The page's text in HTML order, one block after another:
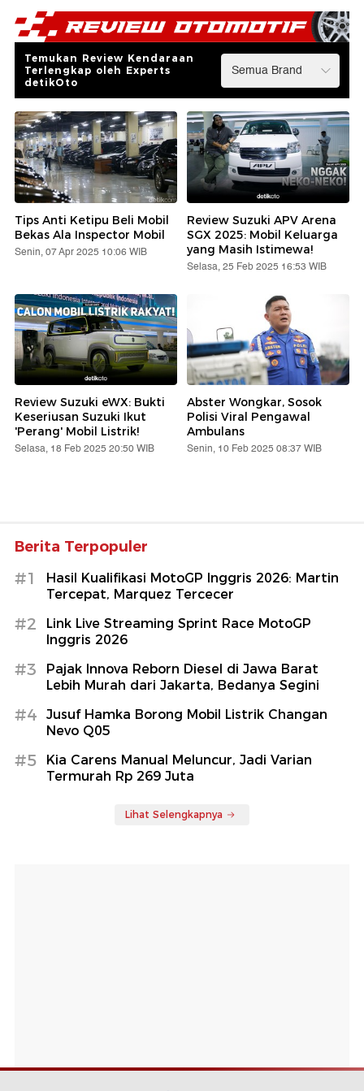
Temukan Review Kendaraan
Terlengkap oleh Experts
detikOto
Tips Anti Ketipu Beli Mobil
Bekas Ala Inspector Mobil
Senin, 07 Apr 2025 10:06 WIB
Review Suzuki APV Arena
SGX 2025: Mobil Keluarga
yang Masih Istimewa!
Selasa, 25 Feb 2025 16:53 WIB
Review Suzuki eWX: Bukti
Keseriusan Suzuki Ikut
'Perang' Mobil Listrik!
Selasa, 18 Feb 2025 20:50 WIB
Abster Wongkar, Sosok
Polisi Viral Pengawal
Ambulans
Senin, 10 Feb 2025 08:37 WIB
Berita Terpopuler
#1
Hasil Kualifikasi MotoGP Inggris 2026: Martin
Tercepat, Marquez Tercecer
#2
Link Live Streaming Sprint Race MotoGP
Inggris 2026
#3
Pajak Innova Reborn Diesel di Jawa Barat
Lebih Murah dari Jakarta, Bedanya Segini
#4
Jusuf Hamka Borong Mobil Listrik Changan
Nevo Q05
#5
Kia Carens Manual Meluncur, Jadi Varian
Termurah Rp 269 Juta
Lihat Selengkapnya